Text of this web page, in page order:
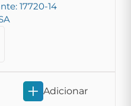
17720-14
Adicionar